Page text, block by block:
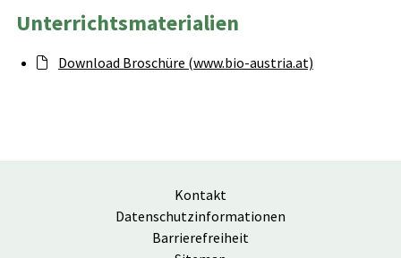
Unterrichtsmaterialien
Download Broschüre (www.bio-austria.at)
Kontakt
Datenschutzinformationen
Barrierefreiheit